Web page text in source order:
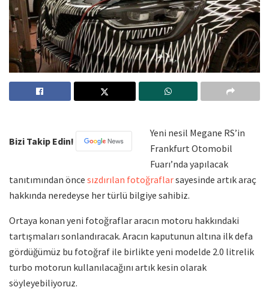
Bizi Takip Edin!
Yeni nesil Megane RS’in
Frankfurt Otomobil
Fuarı’nda yapılacak
tanıtımından önce sızdırılan fotoğraflarsayesinde artık araç
hakkında neredeyse her türlü bilgiye sahibiz.
Ortaya konan yeni fotoğraflar aracın motoru hakkındaki
tartışmaları sonlandıracak. Aracın kaputunun altına ilk defa
gördüğümüz bu fotoğraf ile birlikte yeni modelde 2.0 litrelik
turbo motorun kullanılacağını artık kesin olarak
söyleyebiliyoruz.